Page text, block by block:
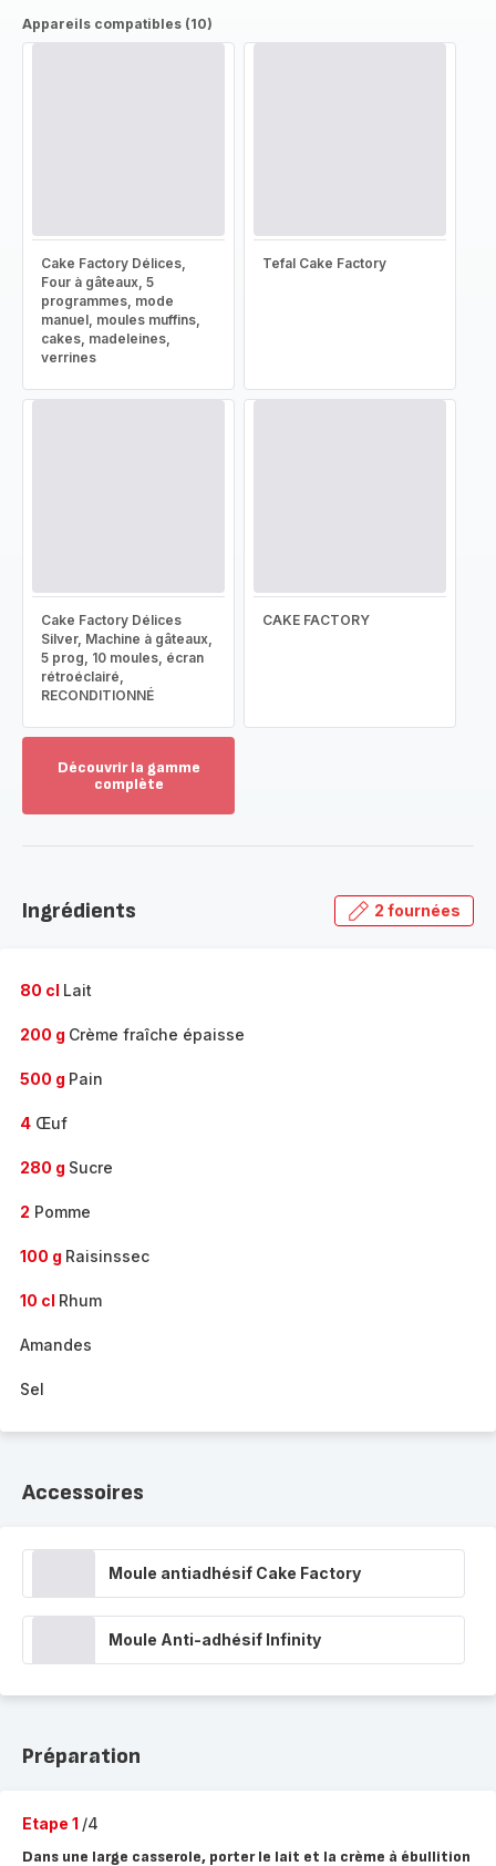
Appareils compatibles (10)
Cake Factory Délices,
Four à gâteaux, 5
programmes, mode
manuel, moules muffins,
cakes, madeleines,
verrines
Tefal Cake Factory
Cake Factory Délices
Silver, Machine à gâteaux,
5 prog, 10 moules, écran
rétroéclairé,
RECONDITIONNÉ
CAKE FACTORY
Découvrir la gamme
complète
gamme
Ingrédients 2 fournées
80 cl Lait
200 g Crème fraîche épaisse
500 g Pain
4 Œuf
280 g Sucre
2 Pomme
100 g Raisinssec
10 cl Rhum
Amandes
Sel
Accessoires
Moule antiadhésif Cake Factory
Moule Anti-adhésif Infinity
Préparation
Etape 1 /4
Dans une large casserole, porter le lait et la crème à ébullition